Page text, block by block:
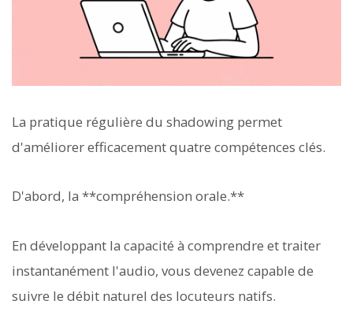
La pratique régulière du shadowing permet
d'améliorer efficacement quatre compétences clés.
D'abord, la **compréhension orale.**
En développant la capacité à comprendre et traiter
instantanément l'audio, vous devenez capable de
suivre le débit naturel des locuteurs natifs.